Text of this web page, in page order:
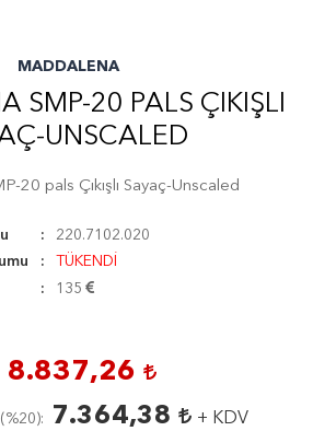
MADDALENA
SMP-20 PALS ÇIKIŞLI
UNSCALED
20 pals Çıkışlı Sayaç-Unscaled
220.7102.020
TÜKENDİ
135
8.837,26
%20 ) 7.364,38 + KDV